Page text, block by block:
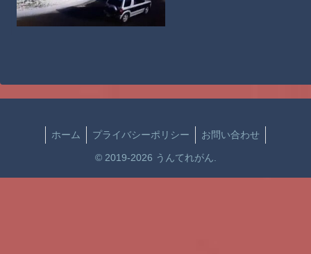
ホーム プライバシーポリシー お問い合わせ
© 2019-2026 うんてれがん.